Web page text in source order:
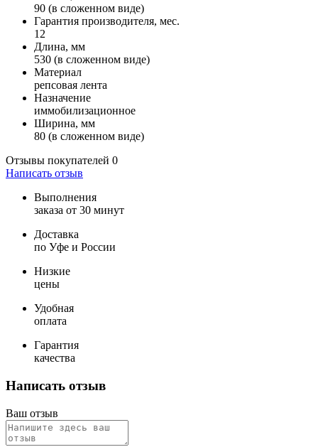
90 (в сложенном виде)
Гарантия производителя, мес.
12
Длина, мм
530 (в сложенном виде)
Материал
репсовая лента
Назначение
иммобилизационное
Ширина, мм
80 (в сложенном виде)
Отзывы покупателей 0
Написать отзыв
Выполнения
заказа от 30 минут
Доставка
по Уфе и России
Низкие
цены
Удобная
оплата
Гарантия
качества
Написать отзыв
Ваш отзыв